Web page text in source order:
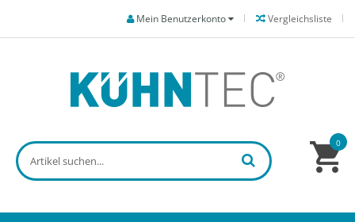
Vergleichsliste
Mein Benutzerkonto
0